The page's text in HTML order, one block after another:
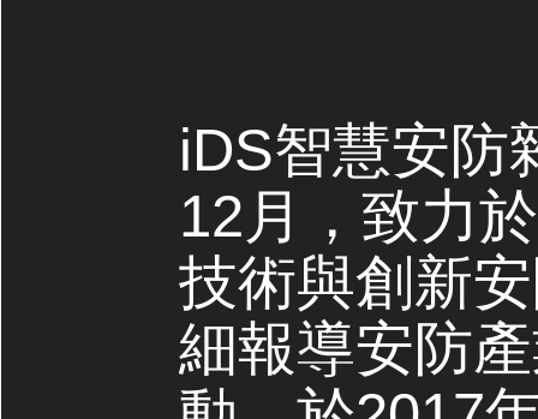
iDS智慧安防
12月，致力
技術與創新
細報導安防